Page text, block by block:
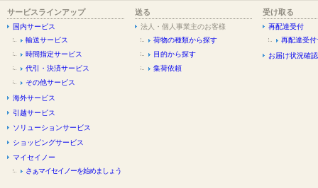
サービスラインアップ
国内サービス
輸送サービス
時間指定サービス
代引・決済サービス
その他サービス
海外サービス
引越サービス
ソリューションサービス
ショッピングサービス
マイセイノー
さぁマイセイノーを始めましょう
送る
法人・個人事業主のお客様
荷物の種類から探す
目的から探す
集荷依頼
受け取る
再配達受付
再配達受
お届け状況確認